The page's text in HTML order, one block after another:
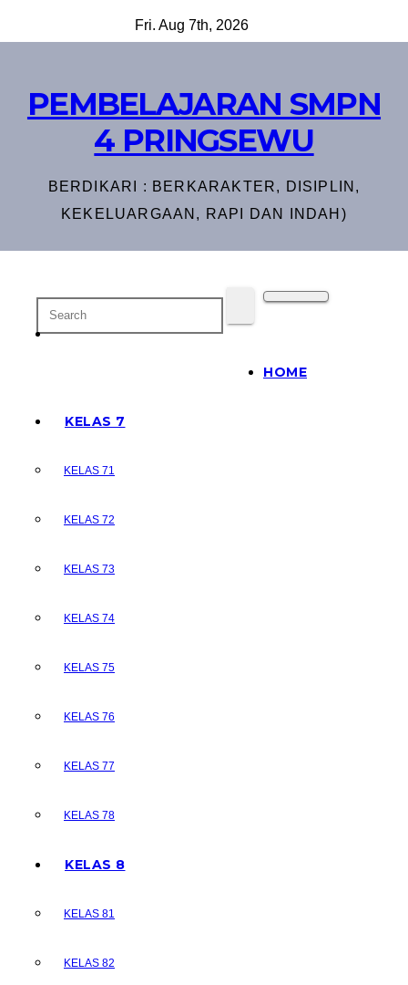
to
Fri. Aug 7th, 2026
PEMBELAJARAN SMPN
4 PRINGSEWU
BERDIKARI : BERKARAKTER, DISIPLIN,
KEKELUARGAAN, RAPI DAN INDAH)
HOME
KELAS 7
KELAS 71
KELAS 72
KELAS 73
KELAS 74
KELAS 75
KELAS 76
KELAS 77
KELAS 78
KELAS 8
KELAS 81
KELAS 82